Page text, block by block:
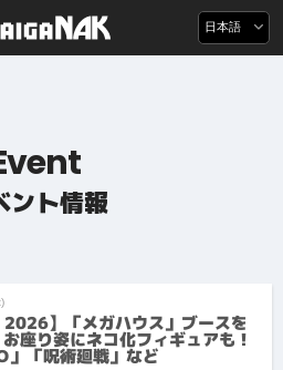
日本語
ント情報
2026】「メガハウス」ブースを
座り姿にネコ化フィギュアも！
」「呪術廻戦」など